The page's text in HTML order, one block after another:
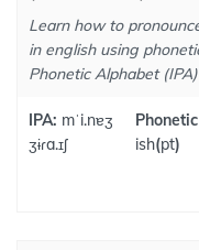
Learn how to
in english using
Phonetic Alphabet (IPA)
IPA: mˈi.nɐʒ
ʒɨɾa.ɪʃ
ish(pt)